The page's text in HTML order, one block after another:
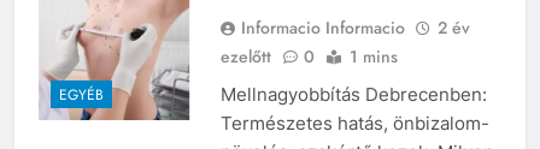
EGYÉB
Informacio Informacio
2 év
ezelőtt
0 1 mins
Mellnagyobbítás Debrecenben:
Természetes hatás, önbizalom-